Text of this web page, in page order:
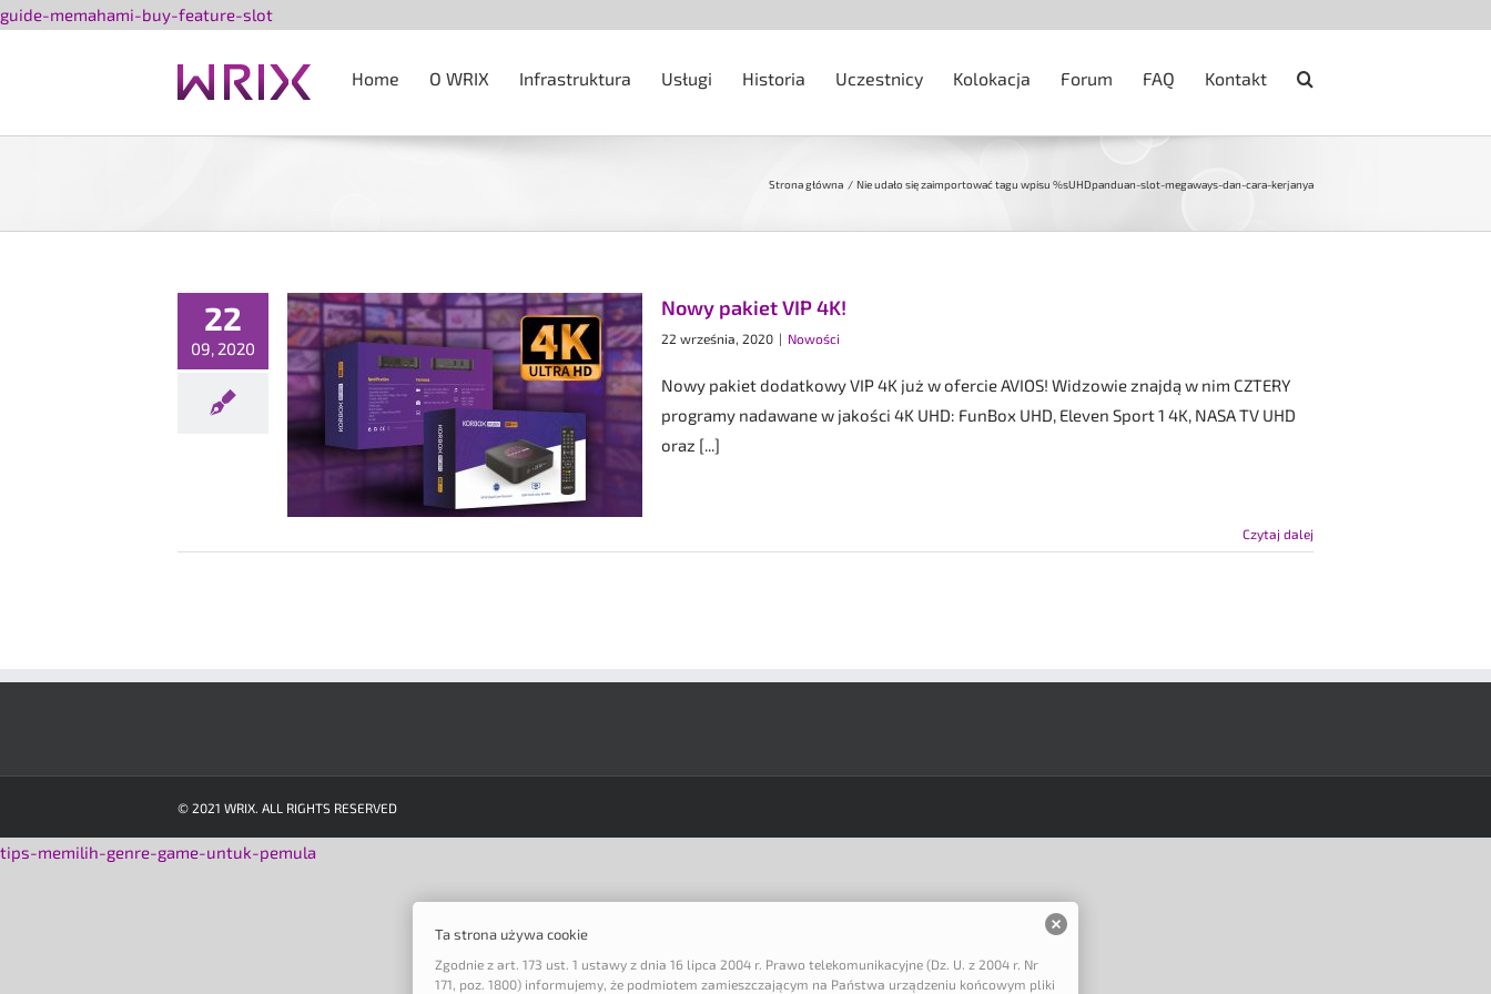
guide-memahami-buy-feature-slotPrzejdź
zawartościHome O WRIX Infrastruktura Usługi Historia Uczestnicy Kolokacja Forum FAQ Kontakt
Strona główna Nie udało się zaimportować tagu wpisu %sUHDpanduan-slot-megaways-dan-cara-kerjanya
22
09, 2020
Nowy pakiet VIP 4K!
22 września, 2020 | Nowości
Nowy pakiet dodatkowy VIP 4K już w ofercie AVIOS! Widzowie znajdą w nim CZTERY
programy nadawane w jakości 4K UHD: FunBox UHD, Eleven Sport 1 4K, NASA TV UHD
oraz [...]
Czytaj dalej
© 2021 WRIX. ALL RIGHTS RESERVED
tips-memilih-genre-game-untuk-pemula
Ta strona używa cookie
Zgodnie z art. 173 ust. 1 ustawy z dnia 16 lipca 2004 r. Prawo telekomunikacyjne (Dz. U. z 2004 r. Nr
171, poz. 1800) informujemy, że podmiotem zamieszczającym na Państwa urządzeniu końcowym pliki